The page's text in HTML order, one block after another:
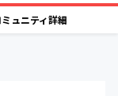
ミュニティ詳細